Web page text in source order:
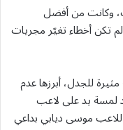
وكانت من أفضل
لم تكن أخطاء تغيّر مجريات
للجدل، أبرزها عدم
الدقيقة 20 تقريبًا بعد لمسة يد على لاعب
للاعب موسى ديابي بداعي